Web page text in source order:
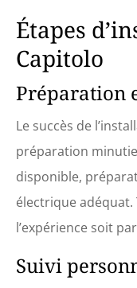
Étapes
Capitolo
Préparation
Le succès de
préparation
disponible,
électrique
l’expérience soit
Suivi